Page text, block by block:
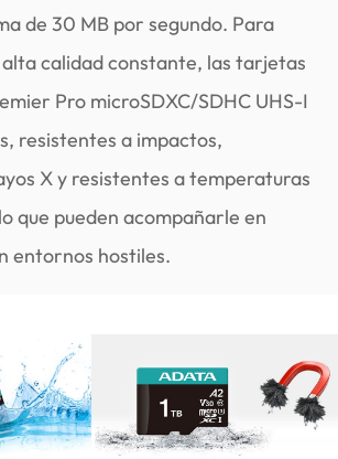
de 30 MB por segundo. Para
calidad constante, las tarjetas
Pro microSDXC/SDHC UHS-I
resistentes a impactos,
X y resistentes a temperaturas
que pueden acompañarle en
entornos hostiles.